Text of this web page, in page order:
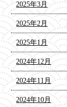
2025年3月
2025年2月
2025年1月
2024年12月
2024年11月
2024年10月